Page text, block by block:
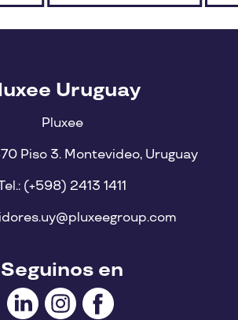
Uruguay
Pluxee
Piso 3. Montevideo, Uruguay
(+598) 2413 1411
Seguinos en